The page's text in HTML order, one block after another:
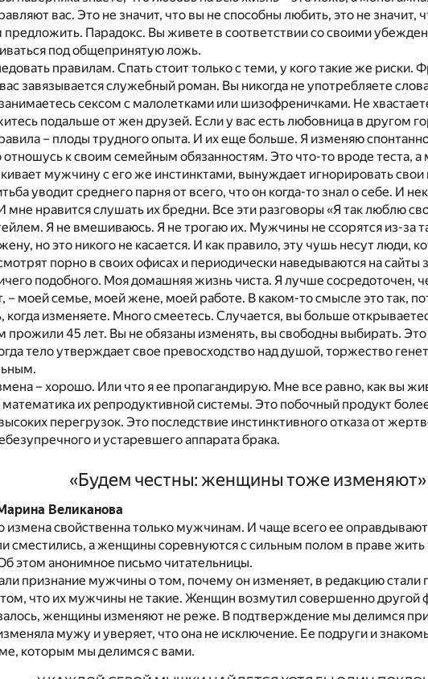
вас. Это не значит, что вы не способны любить, это не значит,
предложить. Парадокс. Вы живете в соответствии со своими
под общепринятую ложь.
правилам. Спать стоит только с теми, у кого такие же риски.
завязывается служебный роман. Вы никогда не употребляете
сексом с малолетками или шизофреничками. Не
подальше от жен друзей. Если у вас есть любовница в другом
– плоды трудного опыта. И их еще больше. Я изменяю
к своим семейным обязанностям. Это что-то вроде теста,
мужчину с его же инстинктами, вынуждает игнорировать
уводит среднего парня от всего, что он когда-то знал о себе. И
мне нравится слушать их бредни. Все эти разговоры «Я так люблю
Я не вмешиваюсь. Я не трогаю их. Мужчины не ссорятся из-за
но это никого не касается. И как правило, эту чушь несут люди,
порно в своих офисах и периодически наведываются на
подобного. Моя домашняя жизнь чиста. Я лучше сосредоточен,
– моей семье, моей жене, моей работе. В каком-то смысле это так,
когда изменяете. Много смеетесь. Случается, вы больше
прожили 45 лет. Вы не обязаны изменять, вы свободны выбирать.
тело утверждает свое превосходство над душой, торжество
– хорошо. Или что я ее пропагандирую. Мне все равно, как вы
их репродуктивной системы. Это побочный продукт
перегрузок. Это последствие инстинктивного отказа от
и устаревшего аппарата брака.
«Будем честны: женщины тоже изменяют»
Великанова
измена свойственна только мужчинам. И чаще всего ее
сместились, а женщины соревнуются с сильным полом в праве жить
этом анонимное письмо читательницы.
признание мужчины о том, почему он изменяет, в редакцию стали
что их мужчины не такие. Женщин возмутил совершенно другой
женщины изменяют не реже. В подтверждение мы делимся
мужу и уверяет, что она не исключение. Ее подруги и
которым мы делимся с вами.